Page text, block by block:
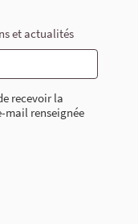
et actualités
recevoir la
mail renseignée